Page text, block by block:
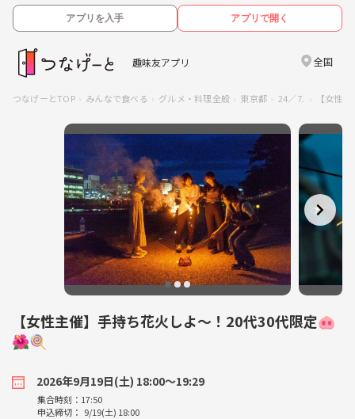
アプリを入手 アプリで開く
趣味友アプリ 全国
つなげーとTOP みんなで食べる グルメ・料理全般 東京都 24／⒎ 【女性
【女性主催】手持ち花火しよ〜！20代30代限定🐽
🌺🍭
2026年9月19日(土) 18:00〜19:29
集合時刻：17:50
申込締切： 9/19(土) 18:00